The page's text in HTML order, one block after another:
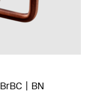
BrBC BN